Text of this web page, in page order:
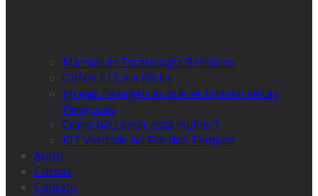
Manual de Escatologia Bereiano
OVNIs ETS e a Bíblia
Igrejas Evangélicas que se tornam seitas
Perigosas
Como não amar esta mulher?
KIT Verdade no Fim dos Tempos
Autor
Cursos
Contato